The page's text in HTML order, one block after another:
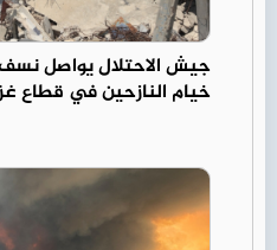
جيش الاحتلال يواصل
خيام النازحين في قطاع